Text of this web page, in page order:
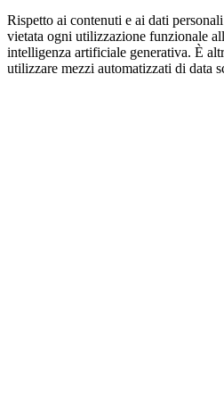
Rispetto ai contenuti e ai dati
vietata ogni utilizzazione funzionale
intelligenza artificiale generativa. È
utilizzare mezzi automatizzati di data